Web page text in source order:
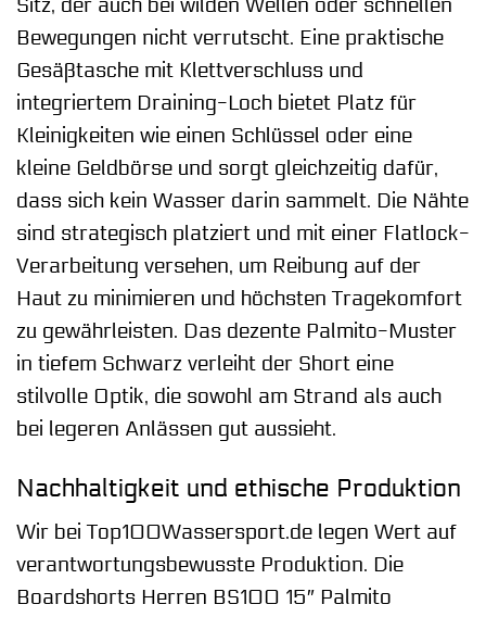
Sitz, der auch bei wilden Wellen oder schnellen
Bewegungen nicht verrutscht. Eine praktische
Gesäßtasche mit Klettverschluss und
integriertem Draining-Loch bietet Platz für
Kleinigkeiten wie einen Schlüssel oder eine
kleine Geldbörse und sorgt gleichzeitig dafür,
dass sich kein Wasser darin sammelt. Die Nähte
sind strategisch platziert und mit einer Flatlock-
Verarbeitung versehen, um Reibung auf der
Haut zu minimieren und höchsten Tragekomfort
zu gewährleisten. Das dezente Palmito-Muster
in tiefem Schwarz verleiht der Short eine
stilvolle Optik, die sowohl am Strand als auch
bei legeren Anlässen gut aussieht.
Nachhaltigkeit und ethische Produktion
Wir bei Top100Wassersport.de legen Wert auf
verantwortungsbewusste Produktion. Die
Boardshorts Herren BS100 15″ Palmito